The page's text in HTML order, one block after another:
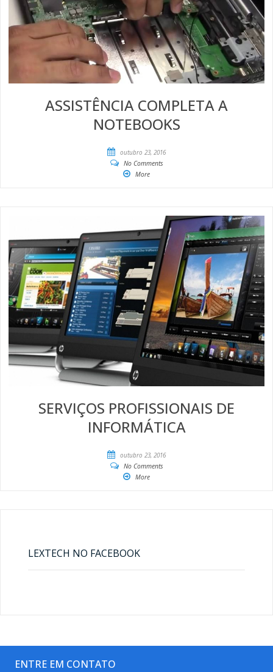
ASSISTÊNCIA COMPLETA A
NOTEBOOKS
outubro 23, 2016
No Comments
More
SERVIÇOS PROFISSIONAIS DE
INFORMÁTICA
outubro 23, 2016
No Comments
More
LEXTECH NO FACEBOOK
ENTRE EM CONTATO